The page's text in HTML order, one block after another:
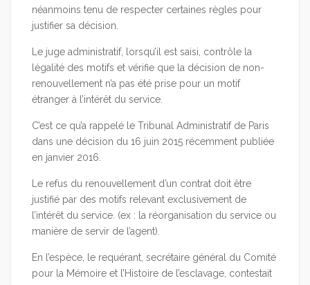
néanmoins tenu de respecter certaines règles pour
justifier sa décision.
Le juge administratif, lorsqu’il est saisi, contrôle la
légalité des motifs et vérifie que la décision de non-
renouvellement n’a pas été prise pour un motif
étranger à l’intérêt du service.
C’est ce qu’a rappelé le Tribunal Administratif de Paris
dans une décision du 16 juin 2015 récemment publiée
en janvier 2016.
Le refus du renouvellement d’un contrat doit être
justifié par des motifs relevant exclusivement de
l’intérêt du service. (ex : la réorganisation du service ou
manière de servir de l’agent).
En l’espèce, le requérant, secrétaire général du Comité
pour la Mémoire et l’Histoire de l’esclavage, contestait